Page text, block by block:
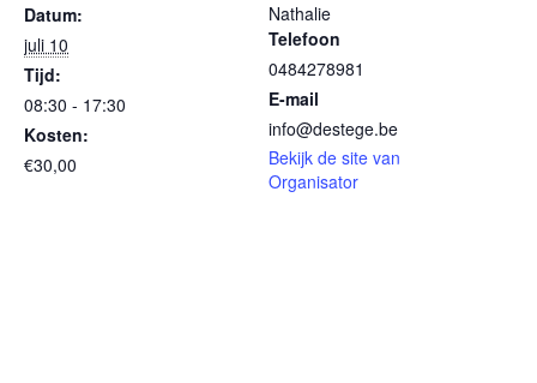
Datum:
juli 10
Tijd:
08:30 - 17:30
Kosten:
€30,00
Nathalie
Telefoon
0484278981
E-mail
info@destege.be
Bekijk de site van
Organisator